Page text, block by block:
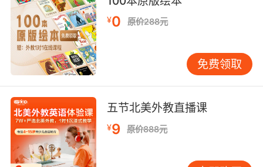
一家人躺在地上什么的最有爱了，从最上方俯
拍，每个家庭成员的笑脸都是灿烂的
¥0 原价288元
免费领取
五节北美外教直播课
¥9 原价888元